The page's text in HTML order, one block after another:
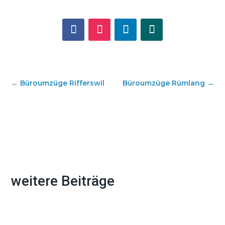
← Büroumzüge Rifferswil Büroumzüge Rümlang →
weitere Beiträge